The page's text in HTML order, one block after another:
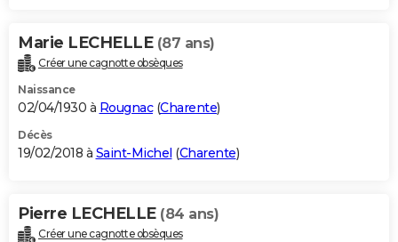
Marie LECHELLE (87 ans)
Créer une cagnotte obsèques
Naissance
02/04/1930 à Rougnac(Charente)
Décès
19/02/2018 à Saint-Michel (Charente)
Pierre LECHELLE (84 ans)
Créer une cagnotte obsèques